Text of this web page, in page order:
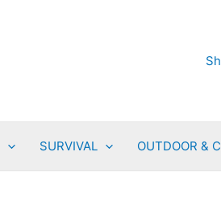
SURVIVAL OUTDOOR &